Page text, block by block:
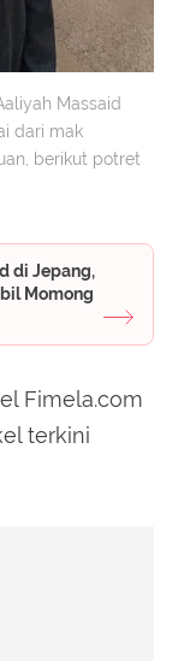
Massaid
dari mak
berikut potret
di Jepang,
Momong
Fimela.com
terkini